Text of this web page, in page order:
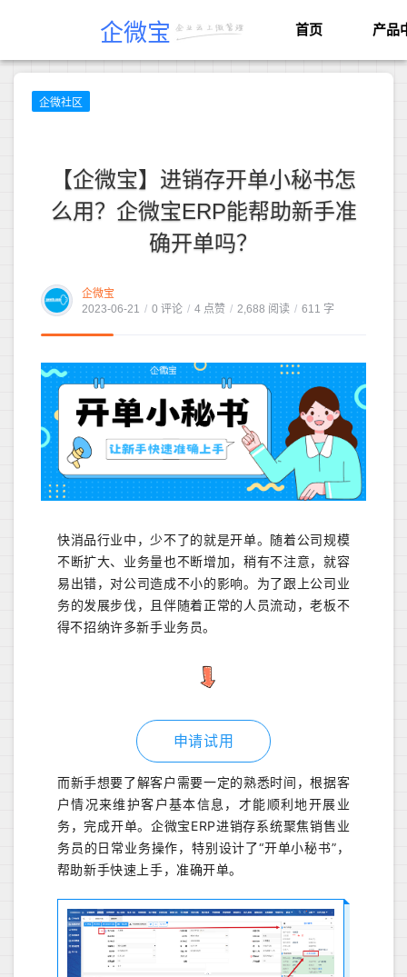
企微宝 首页 产品
企微社区
【企微宝】进销存开单小秘书怎
么用？企微宝ERP能帮助新手准
确开单吗？
企微宝
2023-06-21 / 0 评论 / 4 点赞 / 2,688 阅读 / 611 字
快消品行业中，少不了的就是开单。随着公司规模
不断扩大、业务量也不断增加，稍有不注意，就容
易出错，对公司造成不小的影响。为了跟上公司业
务的发展步伐，且伴随着正常的人员流动，老板不
得不招纳许多新手业务员。
申请试用
而新手想要了解客户需要一定的熟悉时间，根据客
户情况来维护客户基本信息，才能顺利地开展业
务，完成开单。企微宝ERP进销存系统聚焦销售业
务员的日常业务操作，特别设计了“开单小秘书”，
帮助新手快速上手，准确开单。